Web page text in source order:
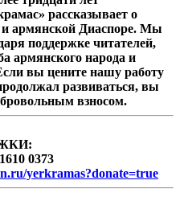
рассказывает о
армянской Диаспоре. Мы
поддержке читателей,
армянского народа и
вы цените нашу работу
развиваться, вы
взносом.
0373
yerkramas?donate=true